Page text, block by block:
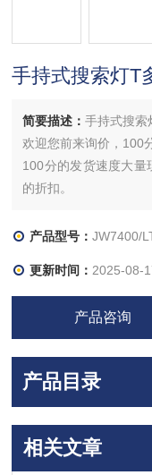
手持式搜索灯T
简要描述：手持式搜索
欢迎您前来询价，100
100分的发货速度大量
的折扣。
产品型号：JW7400/
更新时间： 2025-08-
产品咨询
产品目录
相关文章